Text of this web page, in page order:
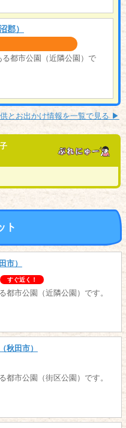
郡）
都市公園（近隣公園）で
とお出かけ情報を一覧で見る ▶︎
ト
市）
すぐ近く！
都市公園（近隣公園）です。
秋田市）
都市公園（街区公園）です。